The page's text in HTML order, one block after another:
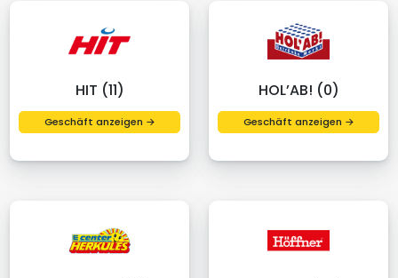
HIT (11)
Geschäft anzeigen →
HOL’AB! (0)
Geschäft anzeigen →